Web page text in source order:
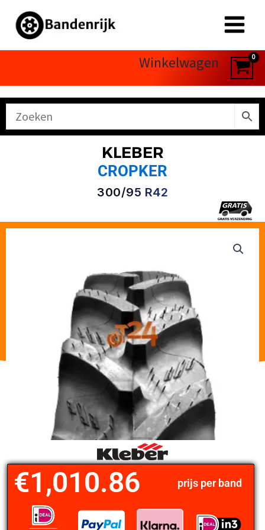
naar
Winkelwagen
KLEBER
CROPKER
300/95 R42
prijs per band
€1,010.86